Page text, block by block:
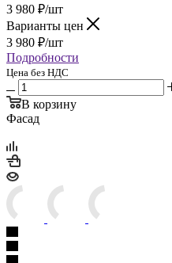
3 980 ₽/шт
Варианты цен
3 980 ₽/шт
Подробности
Цена без НДС
В корзину
Фасад